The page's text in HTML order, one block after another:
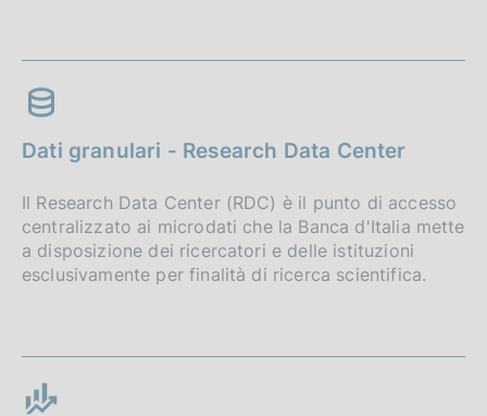
Dati granulari - Research Data Center
Il Research Data Center (RDC) è il punto di accesso
centralizzato ai microdati che la Banca d'Italia mette
a disposizione dei ricercatori e delle istituzioni
esclusivamente per finalità di ricerca scientifica.